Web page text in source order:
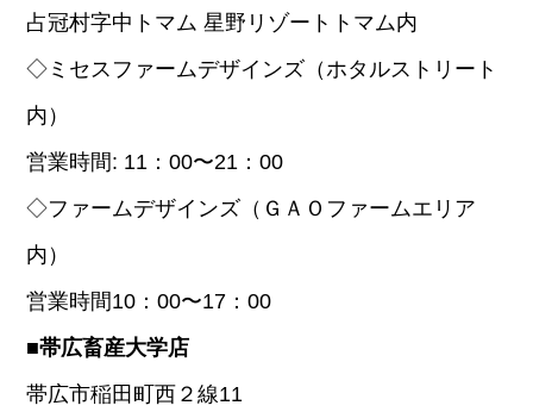
占冠村字中トマム 星野リゾートトマム内
◇ミセスファームデザインズ（ホタルストリート
内）
営業時間: 11：00〜21：00
◇ファームデザインズ（ＧＡＯファームエリア
内）
営業時間10：00〜17：00
■帯広畜産大学店
帯広市稲田町西２線11